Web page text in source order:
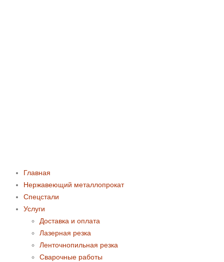
Главная
Нержавеющий металлопрокат
Спецстали
Услуги
Доставка и оплата
Лазерная резка
Ленточнопильная резка
Сварочные работы